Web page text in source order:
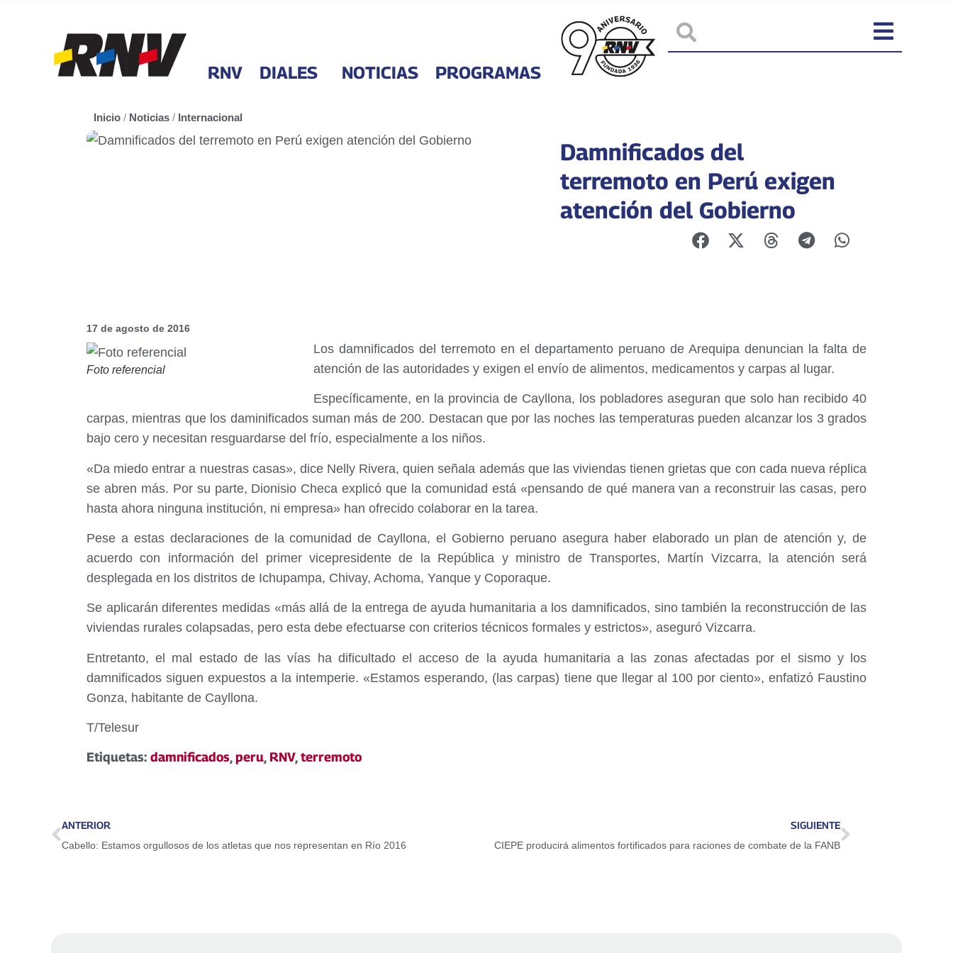
RNV DIALES NOTICIAS PROGRAMAS
Inicio / Noticias / Internacional
Damnificados del
terremoto en Perú exigen
atención del Gobierno
17 de agosto de 2016
Foto referencial
Los damnificados del terremoto en el departamento peruano de Arequipa denuncian la falta de
atención de las autoridades y exigen el envío de alimentos, medicamentos y carpas al lugar.
Específicamente, en la provincia de Cayllona, los pobladores aseguran que solo han recibido 40
carpas, mientras que los daminificados suman más de 200. Destacan que por las noches las temperaturas pueden alcanzar los 3 grados
bajo cero y necesitan resguardarse del frío, especialmente a los niños.
«Da miedo entrar a nuestras casas», dice Nelly Rivera, quien señala además que las viviendas tienen grietas que con cada nueva réplica
se abren más. Por su parte, Dionisio Checa explicó que la comunidad está «pensando de qué manera van a reconstruir las casas, pero
hasta ahora ninguna institución, ni empresa» han ofrecido colaborar en la tarea.
Pese a estas declaraciones de la comunidad de Cayllona, el Gobierno peruano asegura haber elaborado un plan de atención y, de
acuerdo con información del primer vicepresidente de la República y ministro de Transportes, Martín Vizcarra, la atención será
desplegada en los distritos de Ichupampa, Chivay, Achoma, Yanque y Coporaque.
Se aplicarán diferentes medidas «más allá de la entrega de ayuda humanitaria a los damnificados, sino también la reconstrucción de las
viviendas rurales colapsadas, pero esta debe efectuarse con criterios técnicos formales y estrictos», aseguró Vizcarra.
Entretanto, el mal estado de las vías ha dificultado el acceso de la ayuda humanitaria a las zonas afectadas por el sismo y los
damnificados siguen expuestos a la intemperie. «Estamos esperando, (las carpas) tiene que llegar al 100 por ciento», enfatizó Faustino
Gonza, habitante de Cayllona.
T/Telesur
Etiquetas: damnificados,peru, RNV,terremoto
ANTERIOR
Cabello: Estamos orgullosos de los atletas que nos representan en Río 2016
SIGUIENTE
CIEPE producirá alimentos fortificados para raciones de combate de la FANB